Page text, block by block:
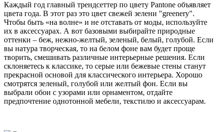
Каждый год главный трендсеттер по цвету Pantone объявляет
цвета года. В этот раз это цвет свежей зелени "greenery".
Чтобы быть «на волне» и не отставать от моды, используйте
их в аксессуарах. А вот базовыми выбирайте природные
оттенки – беж, нежно-желтый, зеленый, белый, голубой. Если
вы натура творческая, то на белом фоне вам будет проще
творить, смешивать различные интерьерные решения. Если
склоняетесь к классике, то серые или бежевые стены станут
прекрасной основой для классического интерьера. Хорошо
смотрятся зеленый, голубой или желтый фон. Если вы
выбрали обои с узорами или орнаментом, отдайте
предпочтение однотонной мебели, текстилю и аксессуарам.